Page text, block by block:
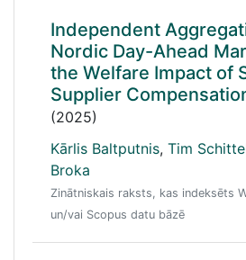
Independent
Nordic Day-Ahead
the Welfare Impact of
Supplier
(2025)
Kārlis Baltputnis, Tim
Broka
Zinātniskais raksts, kas indeksēts
un/vai Scopus datu bāzē